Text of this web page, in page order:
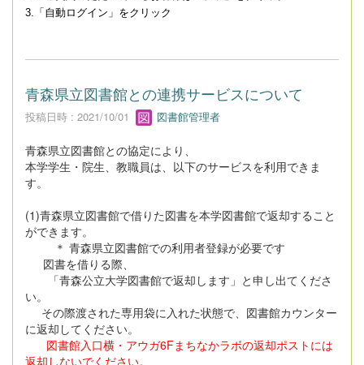
3.「自動ログイン」をクリック
青森県立図書館との連携サービスについて
投稿日時 : 2021/10/01 図書館管理者
青森県立図書館との協定により、
本学学生・院生、教職員は、以下のサービスを利用できま
す。
(1)青森県立図書館で借りた図書を本学図書館で返却すること
ができます。
＊ 青森県立図書館での利用者登録が必要です
図書を借りる際、
「青森公立大学図書館で返却します」と申し出てくださ
い。
その際渡された専用袋に入れた状態で、図書館カウンター
に返却してください。
図書館入口横・アウガ6Fまちなかラボの返却ポストには
返却しないでください。